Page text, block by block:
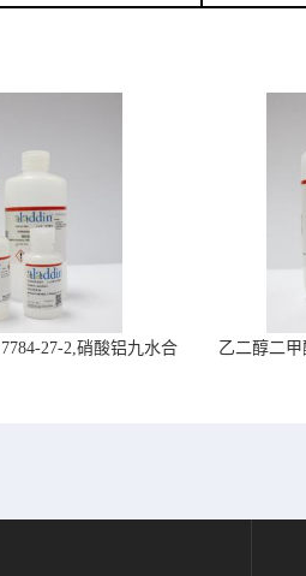
27-2,硝酸铝九水合
乙二醇二甲